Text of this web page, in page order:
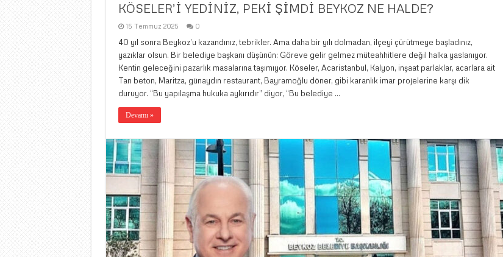
KÖSELER’İ YEDİNİZ, PEKİ ŞİMDİ BEYKOZ NE HALDE?
15 Temmuz 2025 0
40 yıl sonra Beykoz’u kazandınız, tebrikler. Ama daha bir yılı dolmadan, ilçeyi çürütmeye başladınız,
yazıklar olsun. Bir belediye başkanı düşünün: Göreve gelir gelmez müteahhitlere değil halka yaslanıyor.
Kentin geleceğini pazarlık masalarına taşımıyor. Köseler, Acaristanbul, Kalyon, inşaat parlaklar, acarlara ait
Tan beton, Maritza, günaydın restaurant, Bayramoğlu döner, gibi karanlık imar projelerine karşı dik
duruyor. “Bu yapılaşma hukuka aykırıdır” diyor, “Bu belediye …
Devamı »